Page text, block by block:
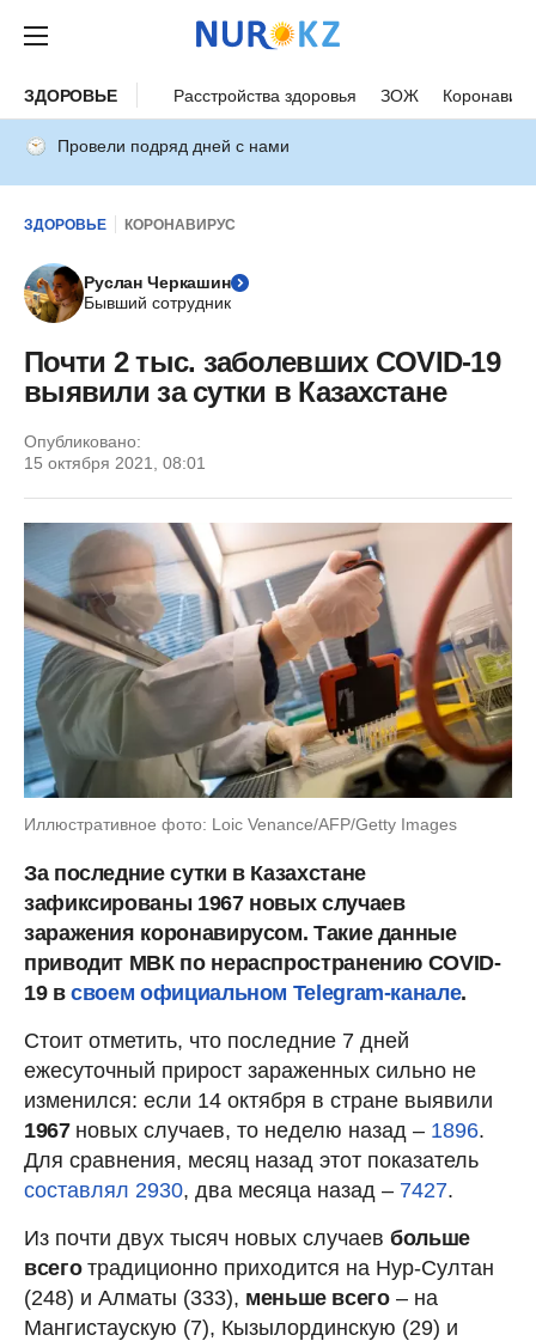
ЗДОРОВЬЕ Расстройства здоровья ЗОЖ
Провели подряд дней с нами
ЗДОРОВЬЕ КОРОНАВИРУС
Руслан Черкашин
Бывший сотрудник
Почти 2 тыс. заболевших COVID-19
выявили за сутки в Казахстане
Опубликовано:
15 октября 2021, 08:01
Иллюстративное фото: Loic Venance/AFP/Getty Images
За последние сутки в Казахстане
зафиксированы 1967 новых случаев
заражения коронавирусом. Такие данные
приводит МВК по нераспространению COVID-
19 всвоем официальном Telegram-канале.
Стоит отметить, что последние 7 дней
ежесуточный прирост зараженных сильно не
изменился: если 14 октября в стране выявили
1967 новых случаев, то неделю назад – 1896.
Для сравнения, месяц назад этот показатель
составлял 2930, два месяца назад – 7427.
Из почти двух тысяч новых случаев больше
всеготрадиционно приходится на Нур-Султан
(248) и Алматы (333), меньше всего– на
Мангистаускую (7), Кызылординскую (29) и